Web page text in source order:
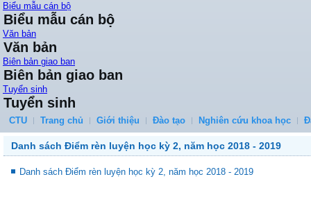
Biểu mẫu cán bộ
Biểu mẫu cán bộ
Văn bản
Văn bản
Biên bản giao ban
Biên bản giao ban
Tuyển sinh
Tuyển sinh
CTU Trang chủ Giới thiệu Đào tạo Nghiên cứu khoa học
Danh sách Điểm rèn luyện học kỳ 2, năm học 2018 - 2019
Danh sách Điểm rèn luyện học kỳ 2, năm học 2018 - 2019